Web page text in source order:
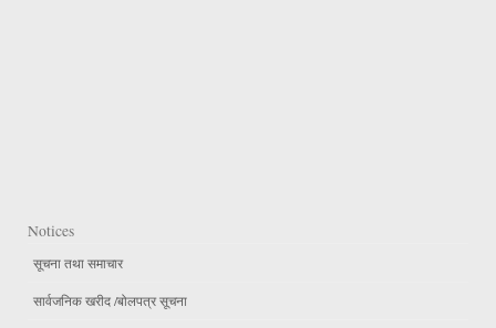
Notices
सूचना तथा समाचार
सार्वजनिक खरीद /बोलपत्र सूचना